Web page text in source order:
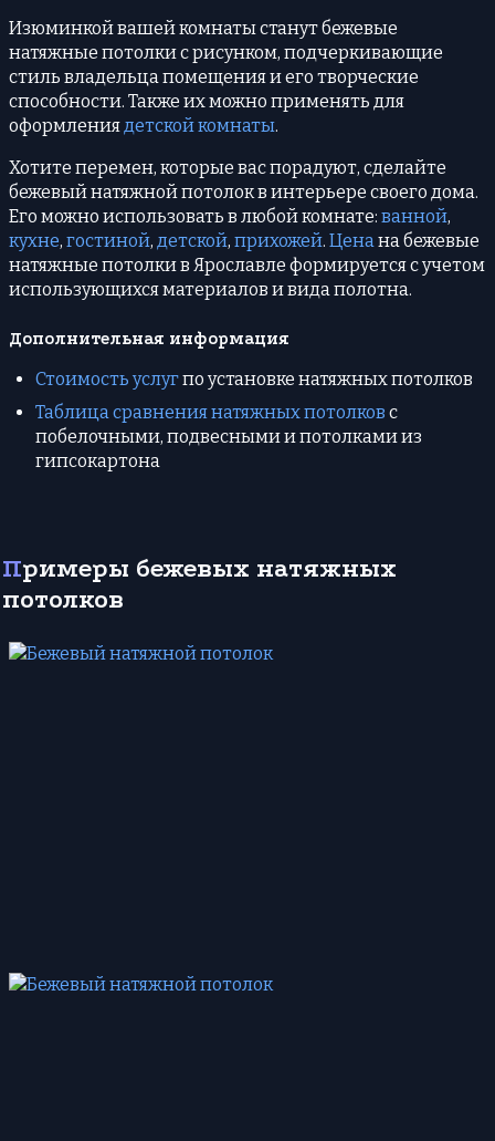
Изюминкой вашей комнаты станут бежевые
натяжные потолки с рисунком, подчеркивающие
стиль владельца помещения и его творческие
способности. Также их можно применять для
оформления детской комнаты.
Хотите перемен, которые вас порадуют, сделайте
бежевый натяжной потолок в интерьере своего дома.
Его можно использовать в любой комнате: ванной,
кухне, гостиной, детской, прихожей. Цена на бежевые
натяжные потолки в Ярославле формируется с учетом
использующихся материалов и вида полотна.
Дополнительная информация
Стоимость услугпо установке натяжных потолков
Таблица сравнения натяжных потолков с
побелочными, подвесными и потолками из
гипсокартона
Примеры бежевых натяжных
потолков